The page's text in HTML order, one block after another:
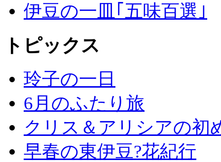
伊豆の一皿｢五味百選｣
トピックス
玲子の一日
6月のふたり旅
クリス＆アリシアの初
早春の東伊豆?花紀行